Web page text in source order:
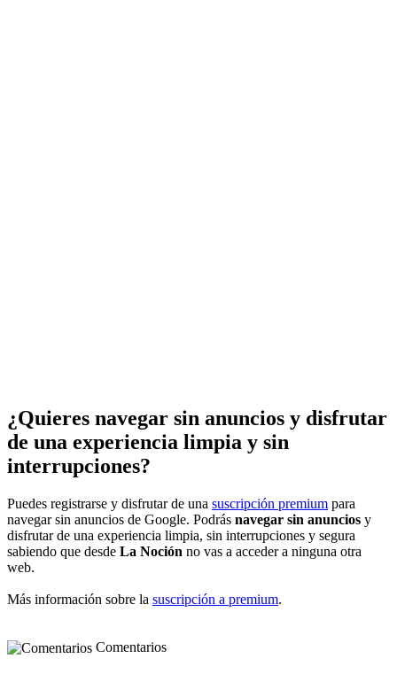
¿Quieres navegar sin anuncios y disfrutar
de una experiencia limpia y sin
interrupciones?
Puedes registrarse y disfrutar de una suscripción premium para
navegar sin anuncios de Google. Podrás navegar sin anuncios y
disfrutar de una experiencia limpia, sin interrupciones y segura
sabiendo que desde La Noción no vas a acceder a ninguna otra
web.
Más información sobre la suscripción a premium.
Comentarios